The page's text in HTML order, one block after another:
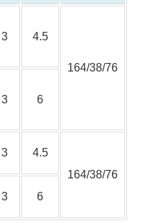
3 4.5
164/38/76
3 6
3
4.5
164/38/76
3 6